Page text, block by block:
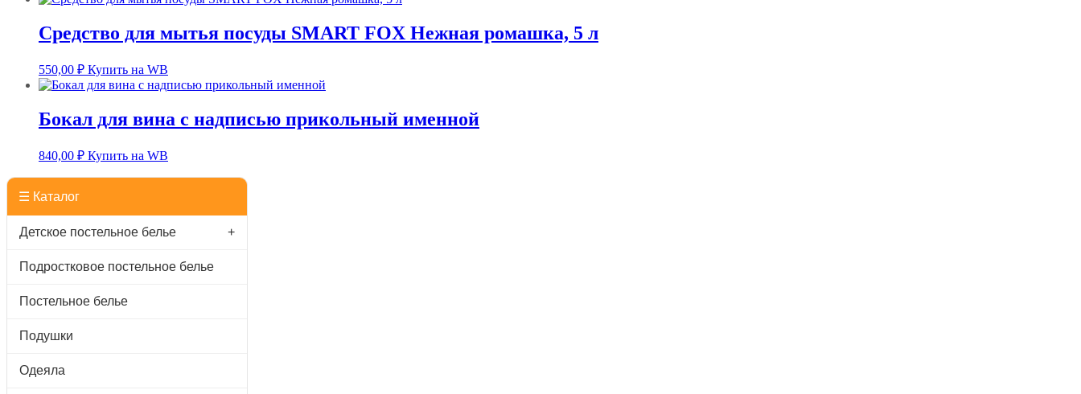
Средство для мытья посуды SMART FOX Нежная ромашка, 5 л
550,00 ₽ Купить на WB
Бокал для вина с надписью прикольный именной
840,00 ₽ Купить на WB
☰ Каталог
Детское постельное белье +
Подростковое постельное белье
Постельное белье
Подушки
Одеяла